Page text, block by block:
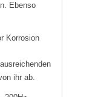
Ebenso
Korrosion
ihr ab.